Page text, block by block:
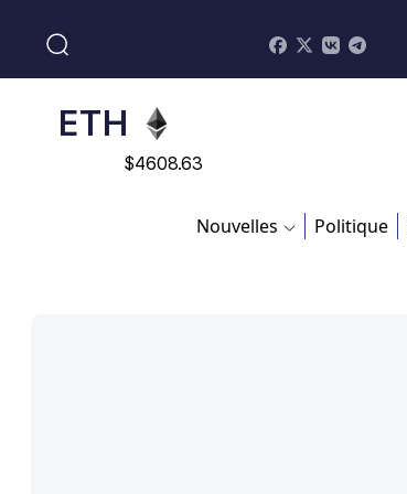
ADA
$0.868816
ETH
$4608.63
Nouvelles Politique